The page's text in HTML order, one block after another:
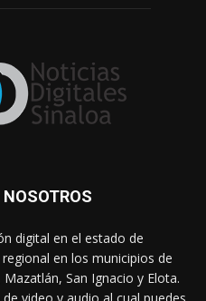
NOSOTROS
digital en el estado de
en los municipios de
San Ignacio y Elota.
video y audio al cual puedes